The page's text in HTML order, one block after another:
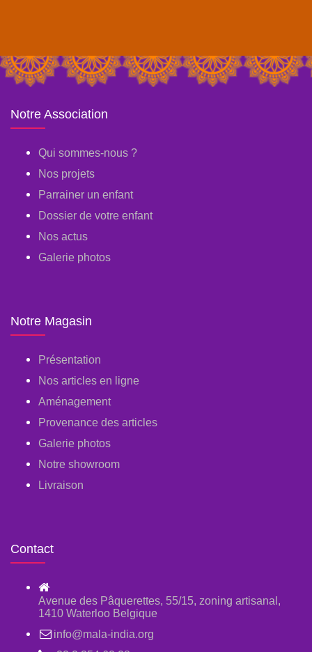
Notre Association
Qui sommes-nous ?
Nos projets
Parrainer un enfant
Dossier de votre enfant
Nos actus
Galerie photos
Notre Magasin
Présentation
Nos articles en ligne
Aménagement
Provenance des articles
Galerie photos
Notre showroom
Livraison
Contact
Avenue des Pâquerettes, 55/15, zoning artisanal,
1410 Waterloo Belgique
info@mala-india.org